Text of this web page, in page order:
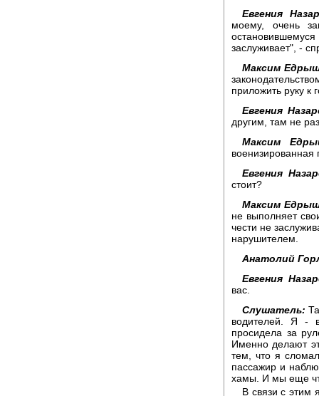
Евгения
моему, очень
заслуживает", -
Максим
приложить руку к
Евгения
другим, там не
Максим
военизированная
Евгения
стоит?
Максим
не выполняет
чести не
нарушителем.
Анатолий
Евгения
вас.
Слушатель:
водителей. Я -
просидела за
Именно делают
тем, что я
пассажир и
хамы. И мы еще
В связи с этим